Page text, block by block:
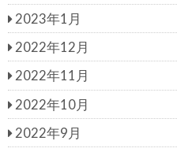
2023年1月
2022年12月
2022年11月
2022年10月
2022年9月